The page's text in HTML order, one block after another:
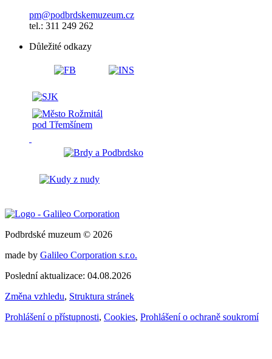
pm@podbrdskemuzeum.cz
tel.: 311 249 262
Důležité odkazy
Podbrdské muzeum © 2026
made by Galileo Corporation s.r.o.
Poslední aktualizace: 04.08.2026
Změna vzhledu, Struktura stránek
Prohlášení o přístupnosti, Cookies, Prohlášení o ochraně soukromí